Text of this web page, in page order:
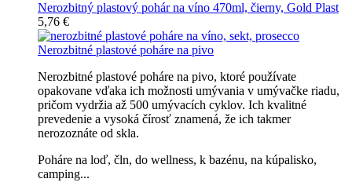
Nerozbitný plastový pohár na víno 470ml, čierny, Gold Plast
5,76 €
Nerozbitné plastové poháre na pivo
Nerozbitné plastové poháre na pivo, ktoré používate
opakovane vďaka ich možnosti umývania v umývačke riadu,
pričom vydržia až 500 umývacích cyklov. Ich kvalitné
prevedenie a vysoká čírosť znamená, že ich takmer
nerozoznáte od skla.
Poháre na loď, čln, do wellness, k bazénu, na kúpalisko,
camping...